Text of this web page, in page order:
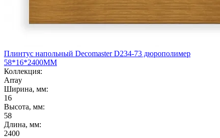
Плинтус напольный Decomaster D234-73 дюрополимер
58*16*2400ММ
Коллекция:
Array
Ширина, мм:
16
Высота, мм:
58
Длина, мм:
2400